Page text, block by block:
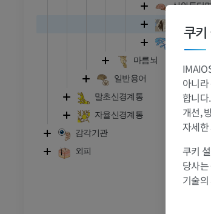
신외투단
가쪽뇌실
마름뇌
일반용어
말초신경계통
자율신경계통
감각기관
외피
소
황소와 암소 -
쿠키
아니
합니
개선,
자세
쿠키
당사
기술